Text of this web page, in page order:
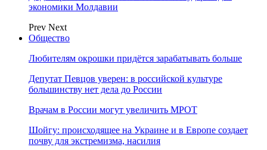
экономики Молдавии
Prev Next
Общество
Любителям окрошки придётся зарабатывать больше
Депутат Певцов уверен: в российской культуре
большинству нет дела до России
Врачам в России могут увеличить МРОТ
Шойгу: происходящее на Украине и в Европе создает
почву для экстремизма, насилия